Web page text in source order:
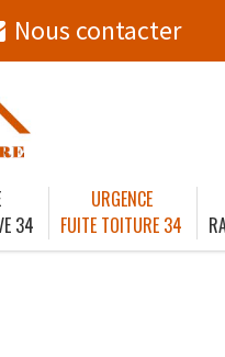
Nous contacter
34
URGENCE
FUITE TOITURE 34